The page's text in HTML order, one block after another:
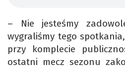
– Nie jesteśmy
wygraliśmy tego
przy komplecie
ostatni mecz sezonu